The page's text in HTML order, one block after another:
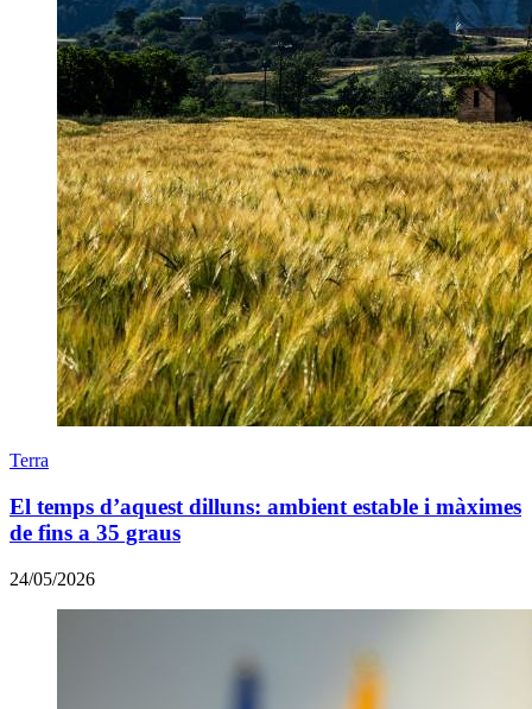
Terra
El temps d’aquest dilluns: ambient estable i màximes
de fins a 35 graus
24/05/2026